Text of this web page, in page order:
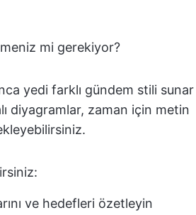
mi gerekiyor?
yedi farklı gündem stili sunar
diyagramlar, zaman için metin
ve hedefleri özetleyin